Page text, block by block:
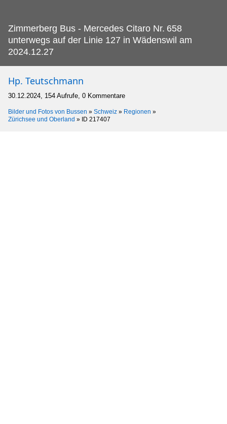
Zimmerberg Bus - Mercedes Citaro Nr. 658
unterwegs auf der Linie 127 in Wädenswil am
2024.12.27
Hp. Teutschmann
30.12.2024, 154 Aufrufe, 0 Kommentare
Bilder und Fotos von Bussen » Schweiz » Regionen »
Zürichsee und Oberland » ID 217407